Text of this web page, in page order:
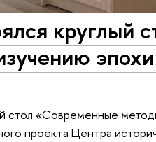
круглый
стол «Современные
проекта Центра